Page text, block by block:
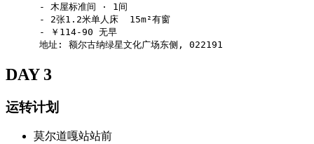
- 木屋标准间 · 1间
- 2张1.2米单人床  15m²有窗
- ￥114-90 无早
DAY 3
运转计划
莫尔道嘎站站前